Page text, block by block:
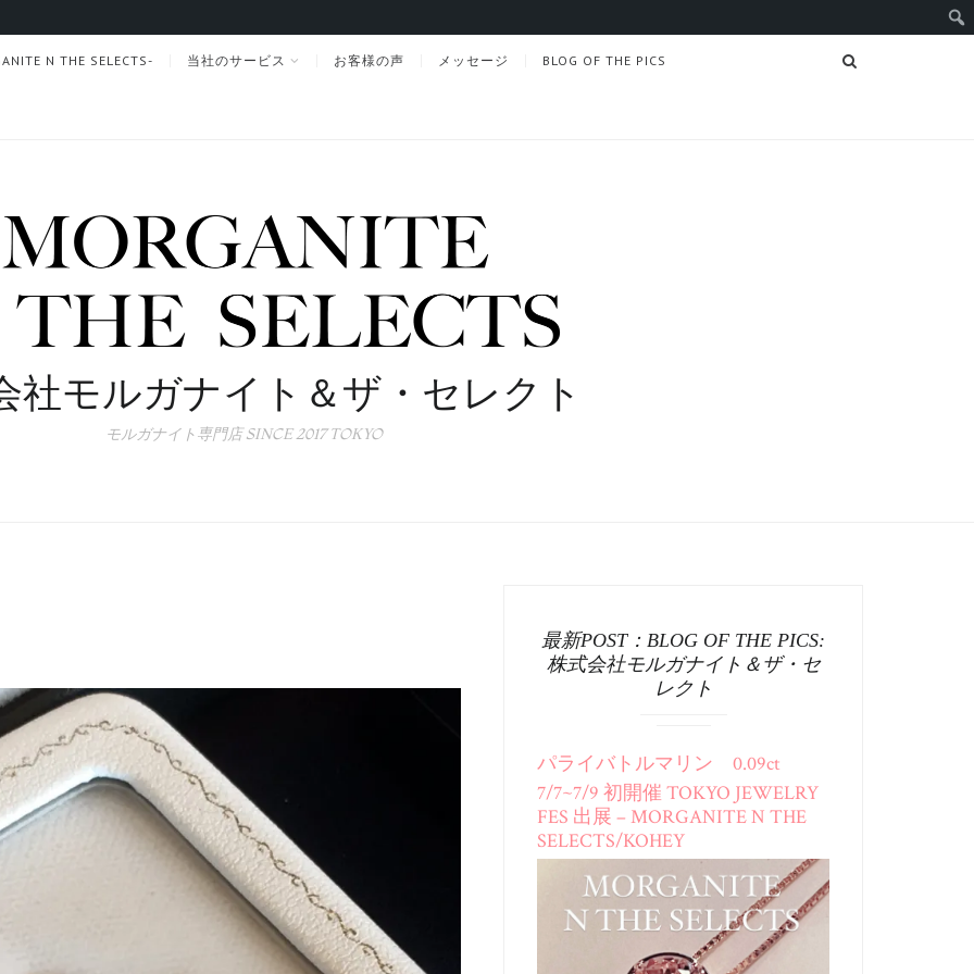
N THE SELECTS- 当社のサービス お客様の声 メッセージ BLOG OF THE PICS
社モルガナイト＆ザ・セレクト
モルガナイト専門店 SINCE 2017 TOKYO
最新POST：BLOG OF THE PICS:
株式会社モルガナイト＆ザ・セ
レクト
パライバトルマリン 0.09ct
7/7~7/9 初開催 TOKYO JEWELRY
FES 出展 – MORGANITE N THE
SELECTS/KOHEY